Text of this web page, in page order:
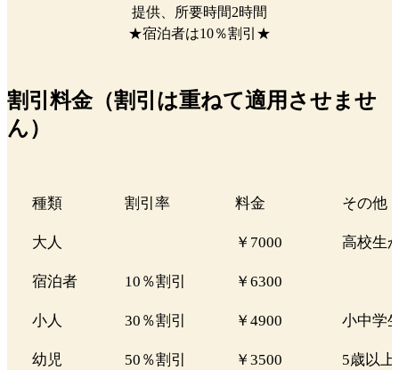
提供、所要時間2時間
★宿泊者は10％割引★
割引料金（割引は重ねて適用させませ
ん）
種類 割引率 料金 その他
大人 ￥7000 高校生
宿泊者 10％割引 ￥6300
小人 30％割引 ￥4900 小中学
幼児 50％割引 ￥3500 5歳以上